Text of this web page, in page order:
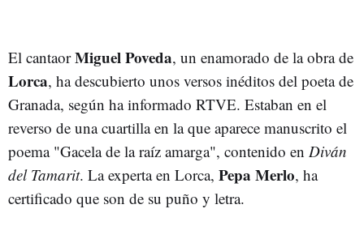
El cantaorMiguel Poveda, un enamorado de la obra de
Lorca, ha descubierto unos versos inéditos del poeta de
Granada, según ha informado RTVE. Estaban en el
reverso de una cuartilla en la que aparece manuscrito el
poema "Gacela de la raíz amarga", contenido en Diván
del Tamarit. La experta en Lorca, Pepa Merlo, ha
certificado que son de su puño y letra.